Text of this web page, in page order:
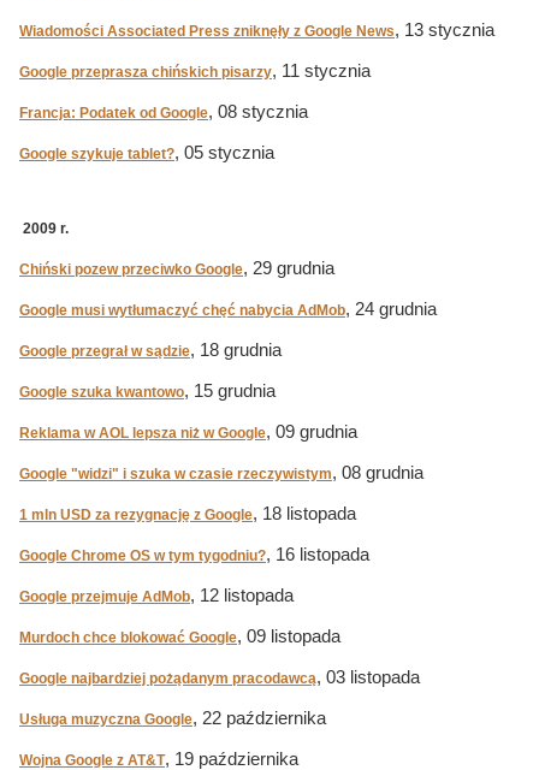
Wiadomości Associated Press zniknęły z Google News, 13 stycznia
Google przeprasza chińskich pisarzy, 11 stycznia
Francja: Podatek od Google, 08 stycznia
Google szykuje tablet?, 05 stycznia
2009 r.
Chiński pozew przeciwko Google, 29 grudnia
Google musi wytłumaczyć chęć nabycia AdMob, 24 grudnia
Google przegrał w sądzie, 18 grudnia
Google szuka kwantowo, 15 grudnia
Reklama w AOL lepsza niż w Google, 09 grudnia
Google "widzi" i szuka w czasie rzeczywistym, 08 grudnia
1 mln USD za rezygnację z Google, 18 listopada
Google Chrome OS w tym tygodniu?, 16 listopada
Google przejmuje AdMob, 12 listopada
Murdoch chce blokować Google, 09 listopada
Google najbardziej pożądanym pracodawcą, 03 listopada
Usługa muzyczna Google, 22 października
Wojna Google z AT&T, 19 października